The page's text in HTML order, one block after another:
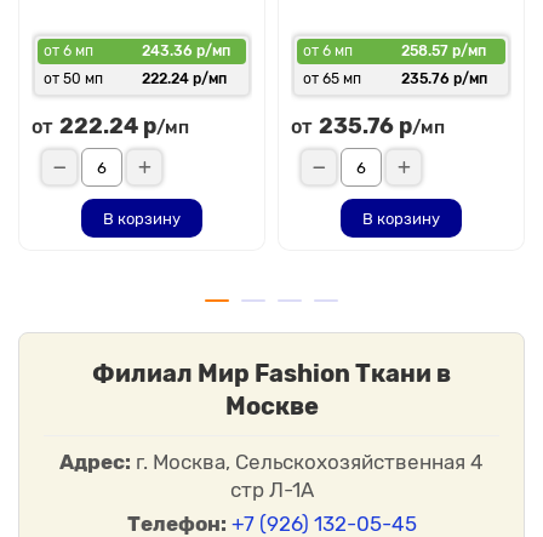
от 6 мп
243.36 р/мп
от 50 мп
222.24 р/мп
от 222.24 р/мп
В корзину
от 6 мп
258.57 р/мп
от 65 мп
235.76 р/мп
от 235.76 р/мп
В корзину
Филиал Мир Fashion Ткани в
Москве
Адрес: г. Москва, Сельскохозяйственная 4
стр Л-1А
Телефон: +7 (926) 132-05-45